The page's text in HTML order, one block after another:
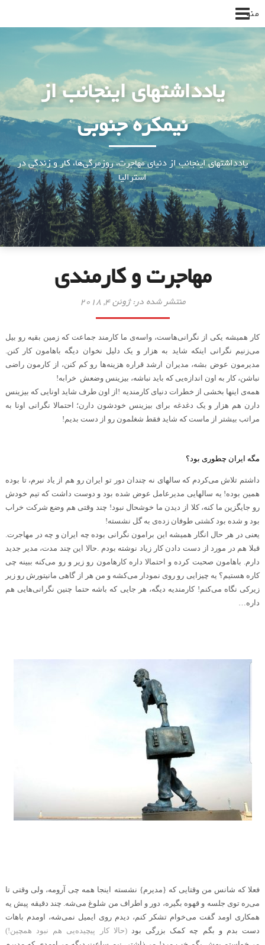
پرش
به
محتوا
منو
یادداشتهای اینجانب از
نیمکره جنوبی
یادداشتهای اینجانب از دنیای مهاجرت، روزمرگی‌ها، کار و زندگی در
استرالیا
مهاجرت و کارمندی
منتشر شده در: ژوئن 4, 2018
کار همیشه یکی از نگرانی‌هاست، واسه‌ی ما کارمند جماعت که زمین بقیه رو بیل
می‌زنیم نگرانی اینکه شاید به هزار و یک دلیل نخوان دیگه باهامون کار کنن.
مدیرمون عوض بشه، مدیران ارشد قراره هزینه‌ها رو کم کنن، از کارمون راضی
نباشن، کار به اون اندازه‌یی که باید نباشه، بیزینس وضعش خرابه!
همه‌ی اینها بخشی از خطرات دنیای کارمندیه ! از اون طرف شاید اونایی که بیزینس
دارن هم هزار و یک دغدغه برای بیزینس خودشون دارن؛ احتمالا نگرانی اونا به
مراتب بیشتر از ماست که شاید فقط شغلمون رو از دست بدیم!
مگه ایران چطوری بود؟
داشتم تلاش می‌کردم که سالهای نه چندان دور تو ایران رو هم از یاد نبرم، تا بوده
همین بوده! یه سالهایی مدیرعامل عوض شده بود و دوست داشت که تیم خودش
رو جایگزین ما کنه، کلا از دیدن ما خوشحال نبود! چند وقتی هم وضع شرکت خراب
بود و شده بود کشتی طوفان زده‌ی به گل نشسته!
یعنی در هر حال انگار همیشه این برامون نگرانی بوده چه ایران و چه در مهاجرت.
قبلا هم در مورد از دست دادن کار زیاد نوشته بودم .حالا این چند مدت، مدیر جدید
دارم. باهامون صحبت کرده و احتمالا داره کارهامون رو زیر و رو می‌کنه ببینه چی
کاره هستیم؟ یه چیزایی رو روی نمودار می‌کشه و من هر از گاهی مانیتورش رو زیر
زیرکی نگاه می‌کنم! کارمندیه دیگه، هر جایی که باشه حتما چنین نگرانی‌هایی هم
داره…
فعلا که شانس من وقتایی که {مدیرم} نشسته اینجا همه چی آرومه، ولی وقتی تا
می‌ره توی جلسه و قهوه بگیره، دور و اطراف من شلوغ می‌شه. چند دقیقه پیش یه
همکاری اومد گفت می‌خوام تشکر کنم، دیدم روی ایمیل نمی‌شه، اومدم باهات
دست بدم و بگم چه کمک بزرگی بود(حالا کار پیچیده‌یی هم نبود همچین!)